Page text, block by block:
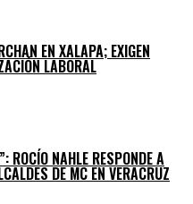
EN XALAPA; EXIGEN
LABORAL
ROCÍO NAHLE RESPONDE A
DE MC EN VERACRUZ